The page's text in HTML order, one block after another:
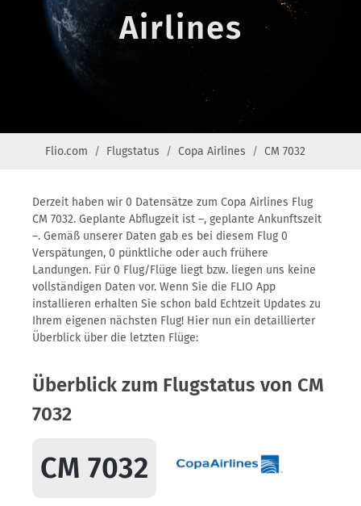
Airlines
Flio.com Flugstatus Copa Airlines CM 7032
Derzeit haben wir 0 Datensätze zum Copa Airlines Flug
CM 7032. Geplante Abflugzeit ist –, geplante Ankunftszeit
–. Gemäß unserer Daten gab es bei diesem Flug 0
Verspätungen, 0 pünktliche oder auch frühere
Landungen. Für 0 Flug/Flüge liegt bzw. liegen uns keine
vollständigen Daten vor. Wenn Sie die FLIO App
installieren erhalten Sie schon bald Echtzeit Updates zu
Ihrem eigenen nächsten Flug! Hier nun ein detaillierter
Überblick über die letzten Flüge:
Überblick zum Flugstatus von CM
7032
CM 7032